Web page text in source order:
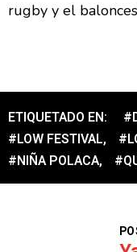
rugby y el
ETIQUETADO EN:
#LOW FESTIVAL,
#NIÑA POLACA,